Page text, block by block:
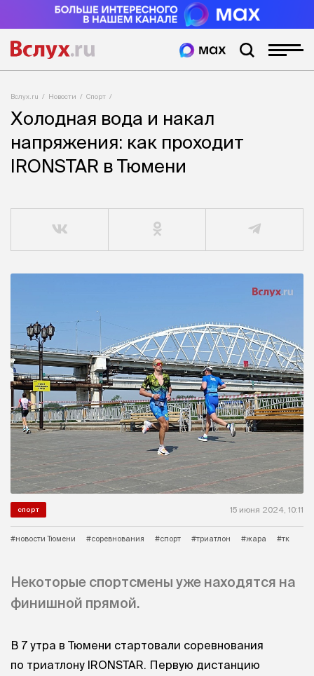
Вслух.ru Новости Спорт
Холодная вода и накал
напряжения: как проходит
IRONSTAR в Тюмени
спорт 15 июня 2024, 10:11
#новости Тюмени #соревнования #спорт #триатлон #жара #тк
Некоторые спортсмены уже находятся на
финишной прямой.
В 7 утра в Тюмени стартовали соревнования
по триатлону IRONSTAR. Первую дистанцию